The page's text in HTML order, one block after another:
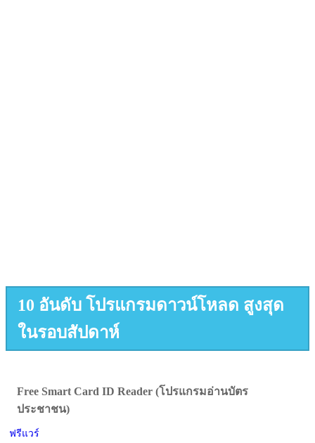
10 อันดับ โปรแกรมดาวน์โหลด สูงสุด
ในรอบสัปดาห์
Free Smart Card ID Reader (โปรแกรมอ่านบัตร
ประชาชน)
ฟรีแวร์